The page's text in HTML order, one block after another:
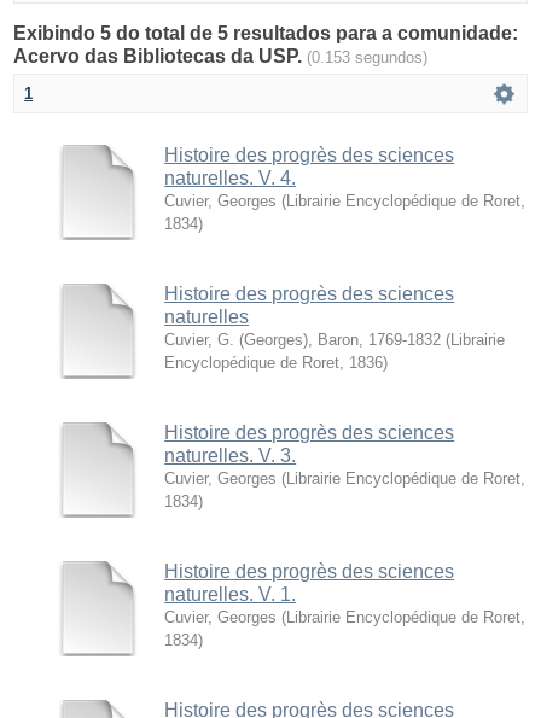
Exibindo 5 do total de 5 resultados para a comunidade:
Acervo das Bibliotecas da USP. (0.153 segundos)
1
Histoire des progrès des sciences
naturelles. V. 4.
Cuvier, Georges ( Librairie Encyclopédique de Roret
1834)
Histoire des progrès des sciences
naturelles
Cuvier, G. (Georges), Baron, 1769-1832 ( Librairie
Encyclopédique de Roret 1836)
Histoire des progrès des sciences
naturelles. V. 3.
Cuvier, Georges ( Librairie Encyclopédique de Roret
1834)
Histoire des progrès des sciences
naturelles. V. 1.
Cuvier, Georges ( Librairie Encyclopédique de Roret
1834)
Histoire des progrès des sciences